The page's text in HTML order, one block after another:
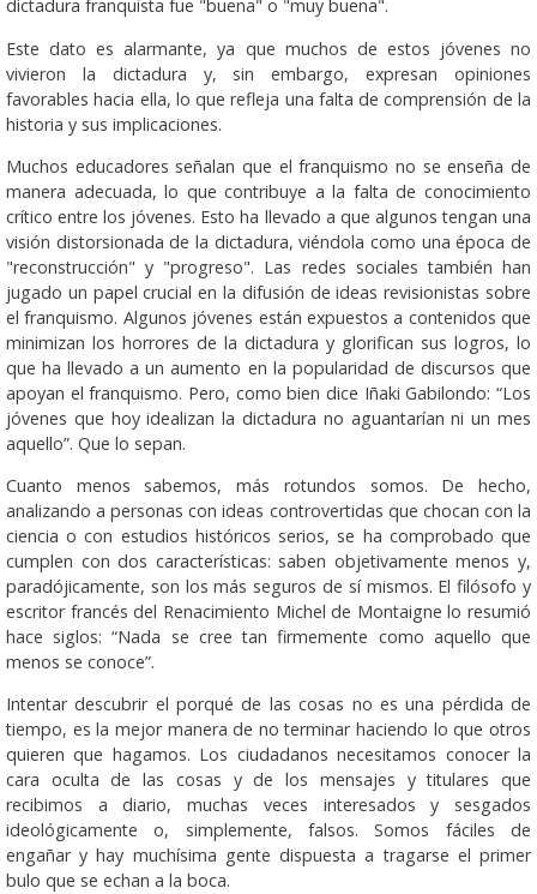
dictadura franquista fue "buena" o "muy buena".
Este dato es alarmante, ya que muchos de estos jóvenes no
vivieron la dictadura y, sin embargo, expresan opiniones
favorables hacia ella, lo que refleja una falta de comprensión de la
historia y sus implicaciones.
Muchos educadores señalan que el franquismo no se enseña de
manera adecuada, lo que contribuye a la falta de conocimiento
crítico entre los jóvenes. Esto ha llevado a que algunos tengan una
visión distorsionada de la dictadura, viéndola como una época de
"reconstrucción" y "progreso". Las redes sociales también han
jugado un papel crucial en la difusión de ideas revisionistas sobre
el franquismo. Algunos jóvenes están expuestos a contenidos que
minimizan los horrores de la dictadura y glorifican sus logros, lo
que ha llevado a un aumento en la popularidad de discursos que
apoyan el franquismo. Pero, como bien dice Iñaki Gabilondo: “Los
jóvenes que hoy idealizan la dictadura no aguantarían ni un mes
aquello”. Que lo sepan.
Cuanto menos sabemos, más rotundos somos. De hecho,
analizando a personas con ideas controvertidas que chocan con la
ciencia o con estudios históricos serios, se ha comprobado que
cumplen con dos características: saben objetivamente menos y,
paradójicamente, son los más seguros de sí mismos. El filósofo y
escritor francés del Renacimiento Michel de Montaigne lo resumió
hace siglos: “Nada se cree tan firmemente como aquello que
menos se conoce”.
Intentar descubrir el porqué de las cosas no es una pérdida de
tiempo, es la mejor manera de no terminar haciendo lo que otros
quieren que hagamos. Los ciudadanos necesitamos conocer la
cara oculta de las cosas y de los mensajes y titulares que
recibimos a diario, muchas veces interesados y sesgados
ideológicamente o, simplemente, falsos. Somos fáciles de
engañar y hay muchísima gente dispuesta a tragarse el primer
bulo que se echan a la boca.